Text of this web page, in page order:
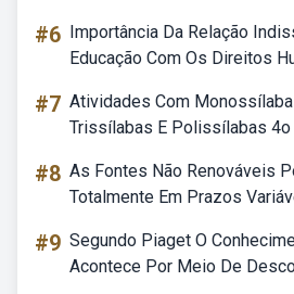
#6 Importância Da Relação
Educação Com Os Direitos
#7 Atividades Com
Trissílabas E Polissílabas 4o
#8 As Fontes Não Renováveis
Totalmente Em Prazos
#9 Segundo Piaget O
Acontece Por Meio De